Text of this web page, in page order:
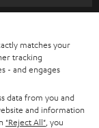
matches your
tracking
- and engages
data from you and
and information
"Reject All" , you